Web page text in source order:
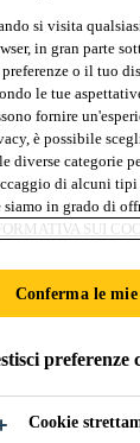
si visita
in gran parte
preferenze o il tuo
le tue
fornire
è possibile
diverse categorie
di alcuni tipi
siamo in grado di
SUI
Conferma le mie
preferenze
Cookie